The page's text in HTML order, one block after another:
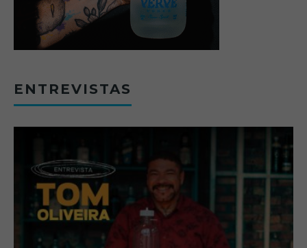
ENTREVISTAS